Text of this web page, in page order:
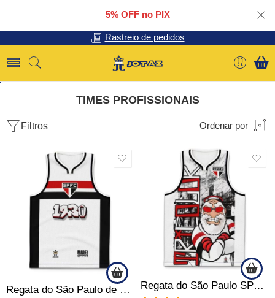
5% OFF no PIX
Rastreio de pedidos
TIMES PROFISSIONAIS
Filtros Ordenar por
Regata do São Paulo de Quebrada – Grafite – Produto Oficial Regata do São Paulo SPFC Vovô de Quebrada Produto Oficial